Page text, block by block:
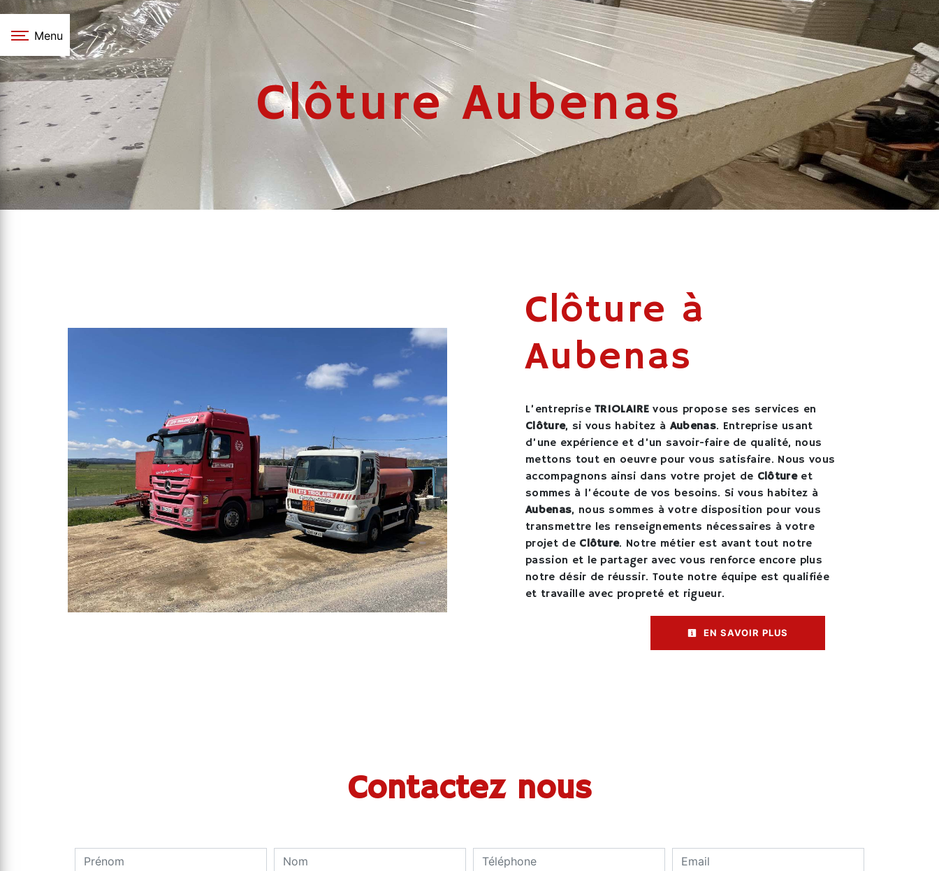
Panneau de gestion des cookies
Menu
Clôture Aubenas
Clôture à
Aubenas
L’entrepriseTRIOLAIRE vous propose ses services en
Clôture, si vous habitez à Aubenas. Entreprise usant
d’une expérience et d’un savoir-faire de qualité, nous
mettons tout en oeuvre pour vous satisfaire. Nous vous
accompagnons ainsi dans votre projet de Clôtureet
sommes à l’écoute de vos besoins. Si vous habitez à
Aubenas, nous sommes à votre disposition pour vous
transmettre les renseignements nécessaires à votre
projet de Clôture. Notre métier est avant tout notre
passion et le partager avec vous renforce encore plus
notre désir de réussir. Toute notre équipe est qualifiée
et travaille avec propreté et rigueur.
EN SAVOIR PLUS
Contactez nous